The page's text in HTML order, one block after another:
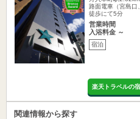
路面電車（宮島口
徒歩にて5分
営業時間
入浴料金 ～
宿泊
楽天トラベルの
関連情報から探す